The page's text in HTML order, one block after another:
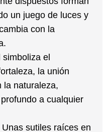
un juego de luces y
con la
simboliza el
la unión
la naturaleza,
a cualquier
Unas sutiles raíces en